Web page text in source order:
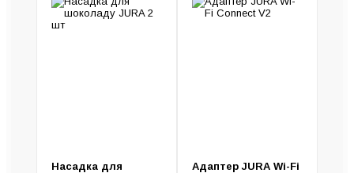
Насадка для
Адаптер JURA Wi-Fi